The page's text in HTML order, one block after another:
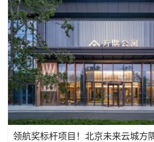
领航奖标杆项目！北京未来云城方